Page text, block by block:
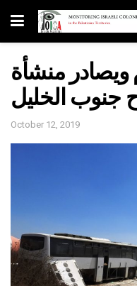
ويصادر منشأة
جنوب الخليل
October 12, 2019